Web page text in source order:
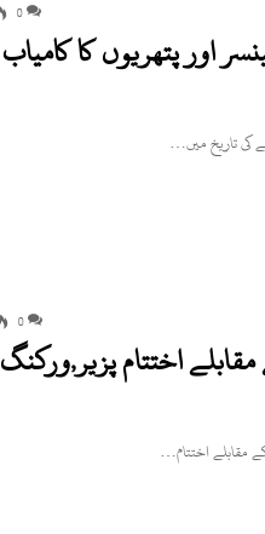
0
اور پتھریوں کا کامیاب
0
اختتام پزیر,ورکنگ